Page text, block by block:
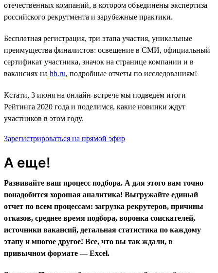
отечественных компаний, в котором объединены экспертиза
российского рекрутмента и зарубежные практики.
Бесплатная регистрация, три этапа участия, уникальные
преимущества финалистов: освещение в СМИ, официальный
сертификат участника, значок на странице компании и в
вакансиях на hh.ru, подробные отчеты по исследованиям!
Кстати, 3 июня на онлайн-встрече мы подведем итоги
Рейтинга 2020 года и поделимся, какие новинки ждут
участников в этом году.
Зарегистрироваться на прямой эфир
А еще!
Развивайте ваш процесс подбора. А для этого вам точно
понадобится хорошая аналитика! Выгружайте единый
отчет по всем процессам: загрузка рекрутеров, причины
отказов, среднее время подбора, воронка соискателей,
источники вакансий, детальная статистика по каждому
этапу и многое другое! Все, что вы так ждали, в
привычном формате — Excel.